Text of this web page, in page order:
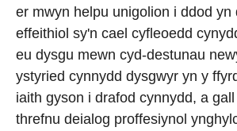
er mwyn helpu unigolion i ddod yn
effeithiol sy'n cael cyfleoedd
eu dysgu mewn cyd-destunau
ystyried cynnydd dysgwyr yn y
iaith gyson i drafod cynnydd, a
threfnu deialog proffesiynol